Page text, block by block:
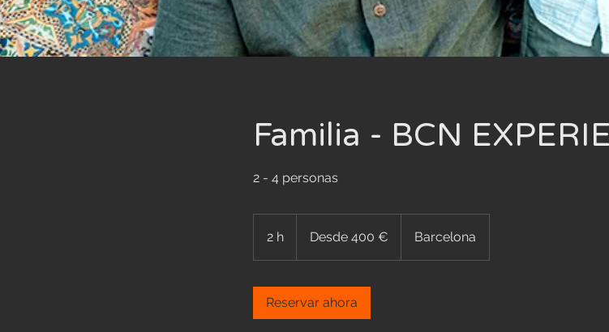
Familia - BCN
2 - 4 personas
2 h
eurosDesde 400 € Barcelona
Reservar ahora